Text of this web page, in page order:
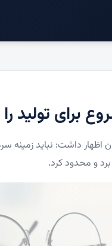
برای تولید
داشت: نباید زمینه
برد و محدود کرد.